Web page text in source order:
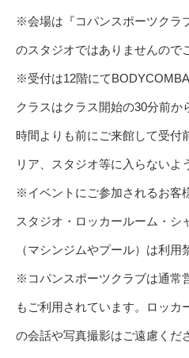
※会場は『コパンスポーツクラ
のスタジオではありませんので
※受付は12階にて
クラスはクラス開始の30分前
時間よりも前にご来館して受付
リア、スタジオ等に入らないよ
※イベントにご参加されるお客
スタジオ・ロッカールーム・シ
（マシンジムやプール）は利用
※コパンスポーツクラブは通常
もご利用されています。ロッカ
の会話や写真撮影はご遠慮くだ